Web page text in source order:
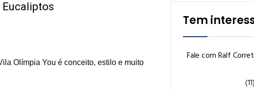
Eucaliptos
Olímpia You é conceito, estilo e muito
Tem
Fale com Ralf